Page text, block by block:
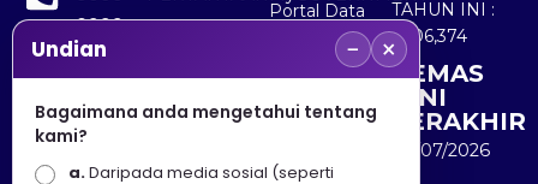
8000
+603
8891
7100
Portal Data
Terbuka
Sektor Awam
TAHUN INI :
5,506,374
KEMAS
KINI
TERAKHIR
30/07/2026
Undian − ×
Bagaimana anda mengetahui tentang
kami?
a.Daripada media sosial (seperti